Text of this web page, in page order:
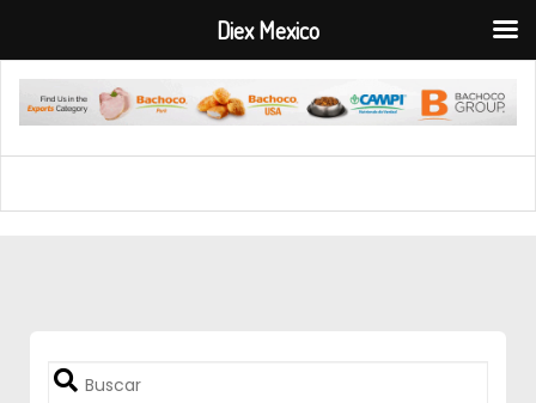
Diex Mexico